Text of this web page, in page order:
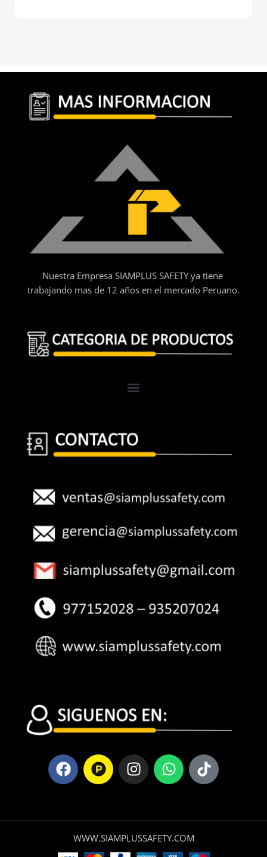
Nuestra Empresa SIAMPLUS SAFETY ya tiene
trabajando mas de 12 años en el mercado Peruano.
WWW.SIAMPLUSSAFETY.COM